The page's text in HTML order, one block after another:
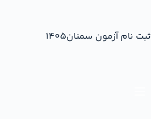
ثبت نام آزمون سمنان۱۴۰۵